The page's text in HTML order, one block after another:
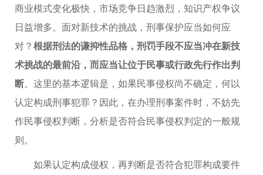
商业模式变化极快，市场竞争日趋激烈，知识产权争议
日益增多。面对新技术的挑战，刑事保护应当如何应
对？根据刑法的谦抑性品格，刑罚手段不应当冲在新技
术挑战的最前沿，而应当让位于民事或行政先行作出判
断。这里的基本逻辑是，如果民事侵权尚不确定，何以
认定构成刑事犯罪？因此，在办理刑事案件时，不妨先
作民事侵权判断，分析是否符合民事侵权判定的一般规
则。
如果认定构成侵权，再判断是否符合犯罪构成要件